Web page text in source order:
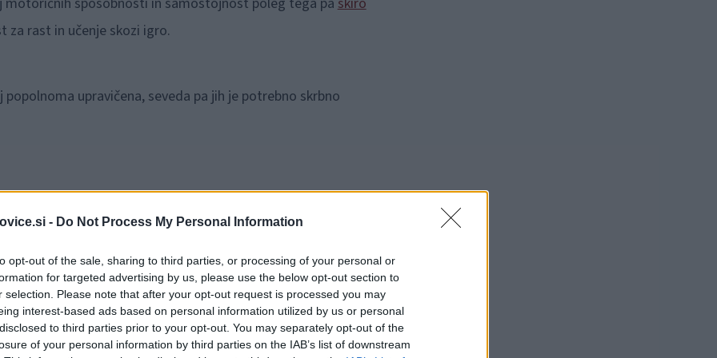
- Do Not Process My Personal Information
opt-out of the sale, sharing to third parties, or processing of your personal or
for targeted advertising by us, please use the below opt-out section to
selection. Please note that after your opt-out request is processed you may
interest-based ads based on personal information utilized by us or personal
to third parties prior to your opt-out. You may separately opt-out of the
of your personal information by third parties on the IAB’s list of downstream
rast in učenje skozi igro.
upravičena, seveda pa jih je potrebno skrbno
Preizkusi zdaj